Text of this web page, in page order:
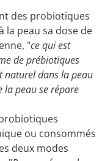
des probiotiques
peau sa dose de
"ce qui est
de prébiotiques
naturel dans la peau
la peau se répare
ou consommés
deux modes